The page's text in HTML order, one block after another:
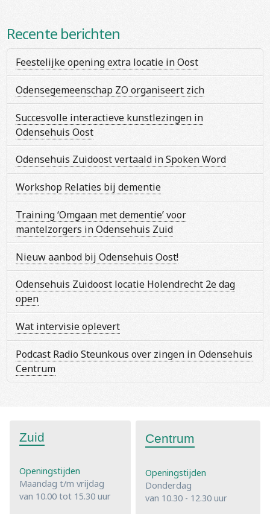
Recente berichten
Feestelijke opening extra locatie in Oost
Odensegemeenschap ZO organiseert zich
Succesvolle interactieve kunstlezingen in
Odensehuis Oost
Odensehuis Zuidoost vertaald in Spoken Word
Workshop Relaties bij dementie
Training ‘Omgaan met dementie’ voor
mantelzorgers in Odensehuis Zuid
Nieuw aanbod bij Odensehuis Oost!
Odensehuis Zuidoost locatie Holendrecht 2e dag
open
Wat intervisie oplevert
Podcast Radio Steunkous over zingen in Odensehuis
Centrum
Zuid
Openingstijden
Maandag t/m vrijdag
van 10.00 tot 15.30 uur
Centrum
Openingstijden
Donderdag
van 10.30 - 12.30 uur